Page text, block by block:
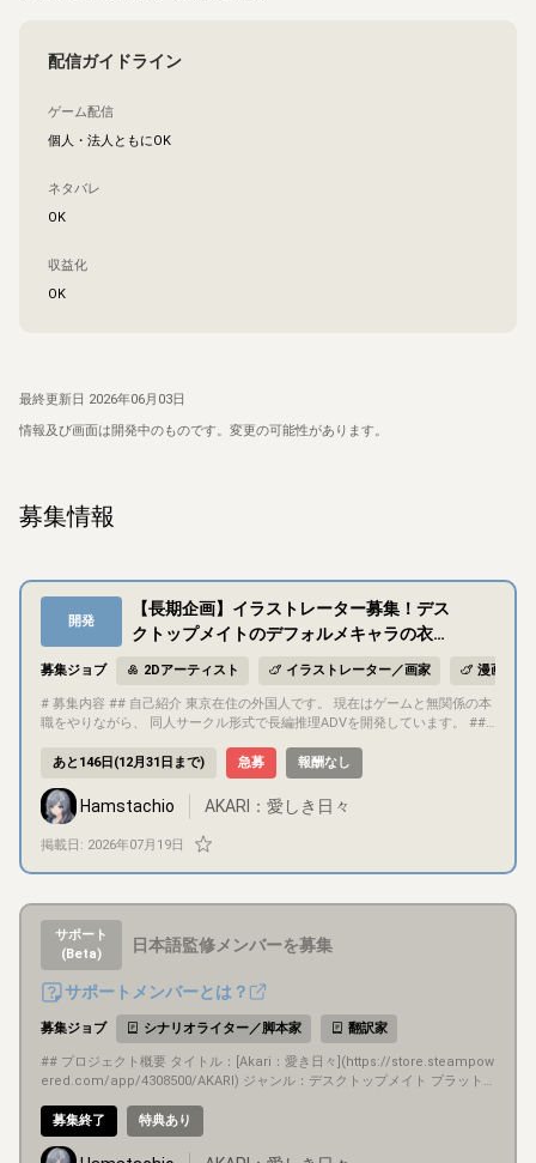
配信ガイドライン
ゲーム配信
個人・法人ともにOK
ネタバレ
OK
収益化
OK
最終更新日 2026年06月03日
情報及び画面は開発中のものです。変更の可能性があります。
募集情報
開発
【長期企画】イラストレーター募集！デス
クトップメイトのデフォルメキャラの衣装
替えと背景作成を担当
募集ジョブ 2Dアーティスト イラストレーター／画家 漫画家
# 募集内容 ## 自己紹介 東京在住の外国人です。 現在はゲームと無関係の本
職をやりながら、 同人サークル形式で長編推理ADVを開発しています。 ##
ト プラットフォーム：PC（WIndows/MAC） 開発期間：1年（2026年内に
発売目標） 制作ツール：Godot ## ゲーム内容 今回作るゲームは、別途開発
中の長編推理ADVのスピンオフ作であり、本編のヒロインをデスクメイトに
する企画です。 デスクトップで歩き回るヒロインのSDキャラをクリックし
てリアクションを楽しむゲームです。 ポモドーロタイマーを使っていくとポ
イント（ゲーム内通貨）が貯まり、新しい衣装や背景を購入できます。 ##
目的・目標 Steamで販売する予定です。 本気で商業的な成功を目指してい
す。 今回募集するポジションは「イラストレーター」です。 ## 作業量 ・９
月末までに衣装10個と背景３個を作成する予定 ・継続更新では最初の1年間
は月に2-3個の衣装+1-2背景が作れるのが望ましい（調整可能） ・正式発売
後は3ヶ月に一回更新する予定 ・本業優先でOK、作業量の調整は可能、気分
衣装替えアイテムです。ショップで展示用のアイコンで、実際にキャラが着
飾するためのアイテムです。基本たくさんの小物（ソファ、テレビ、人形な
ど）で構成されるイメージです。 ## その他： ・全年齢向けのゲームである
・継続で更新していく想定なので、長期で付き合える方が優先 ## コミュニ
ケーション方法 コミュニケーションは基本的にDiscordで行います。 ## キ
ャライメージ：
あと146日(12月31日まで) 急募 報酬なし
Hamstachio AKARI：愛しき日々
掲載日: 2026年07月19日
サポート
(Beta)
日本語監修メンバーを募集
サポートメンバーとは？
募集ジョブ シナリオライター／脚本家 翻訳家
## プロジェクト概要 タイトル：[Akari：愛き日々](https://store.steampow
ered.com/app/4308500/AKARI) ジャンル：デスクトップメイト プラット
制作ツール：Godot ## 募集内容 翻訳ツールで作成した日本語をもっと自然
な日本語に修正できるメンバーを募集
募集終了 特典あり